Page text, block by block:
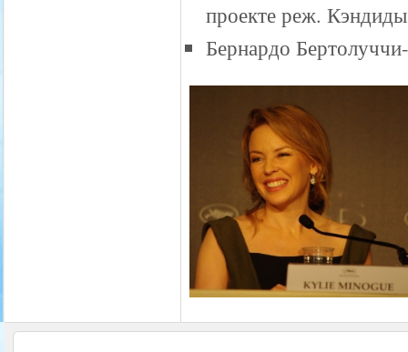
проекте реж.
Бернардо